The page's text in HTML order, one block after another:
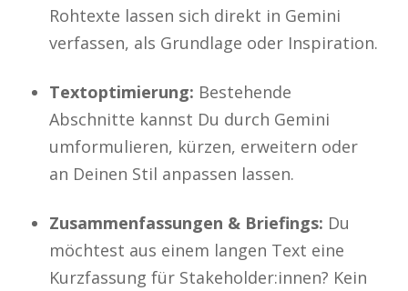
Rohtexte lassen sich direkt in Gemini
verfassen, als Grundlage oder Inspiration.
Textoptimierung: Bestehende
Abschnitte kannst Du durch Gemini
umformulieren, kürzen, erweitern oder
an Deinen Stil anpassen lassen.
Zusammenfassungen & Briefings: Du
möchtest aus einem langen Text eine
Kurzfassung für Stakeholder:innen? Kein